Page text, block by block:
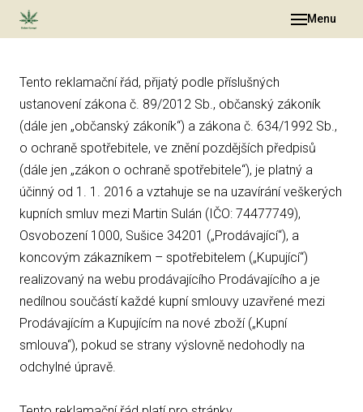
Menu
Tento reklamační řád, přijatý podle příslušných
ustanovení zákona č. 89/2012 Sb., občanský zákoník
(dále jen „občanský zákoník“) a zákona č. 634/1992 Sb.,
o ochraně spotřebitele, ve znění pozdějších předpisů
(dále jen „zákon o ochraně spotřebitele“), je platný a
účinný od 1. 1. 2016 a vztahuje se na uzavírání veškerých
kupních smluv mezi Martin Sulán (IČO: 74477749),
Osvobození 1000, Sušice 34201 („Prodávající“), a
koncovým zákazníkem – spotřebitelem („Kupující“)
realizovaný na webu prodávajícího Prodávajícího a je
nedílnou součástí každé kupní smlouvy uzavřené mezi
Prodávajícím a Kupujícím na nové zboží („Kupní
smlouva“), pokud se strany výslovně nedohodly na
odchylné úpravě.